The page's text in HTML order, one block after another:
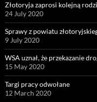
Złotoryja zaprosi kolejną
24 July 2020
Sprawy z powiatu
9 July 2020
WSA uznał, że przekazanie
15 May 2020
Targi pracy odwołane
12 March 2020